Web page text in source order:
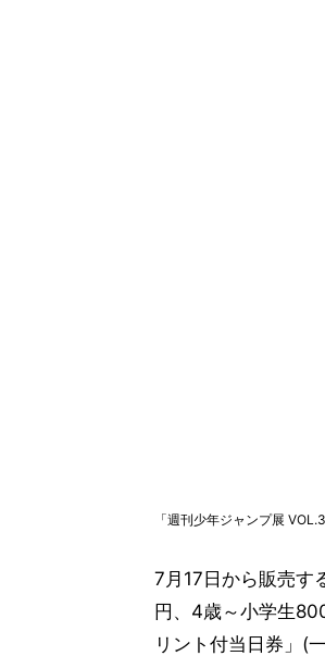
「週刊少年ジャンプ展
7月17日から販売す
円、4歳～小学生
リント付当日券」(